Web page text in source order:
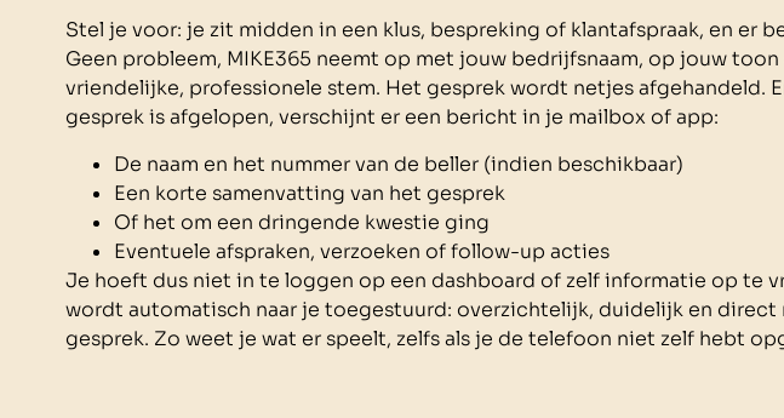
Stel je voor: je zit midden in een klus, bespreking of klantafspraak, en er
Geen probleem, MIKE365 neemt op met jouw bedrijfsnaam, op jouw toon
vriendelijke, professionele stem. Het gesprek wordt netjes afgehandeld.
gesprek is afgelopen, verschijnt er een bericht in je mailbox of app:
De naam en het nummer van de beller (indien beschikbaar)
Een korte samenvatting van het gesprek
Of het om een dringende kwestie ging
Eventuele afspraken, verzoeken of follow-up acties
Je hoeft dus niet in te loggen op een dashboard of zelf informatie op te
wordt automatisch naar je toegestuurd: overzichtelijk, duidelijk en direct
gesprek. Zo weet je wat er speelt, zelfs als je de telefoon niet zelf hebt